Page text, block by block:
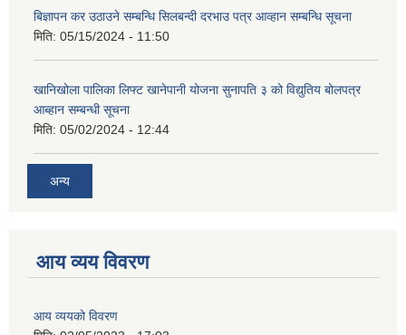
बिज्ञापन कर उठाउने सम्बन्धि सिलबन्दी दरभाउ पत्र आव्हान सम्बन्धि सूचना
मिति: 05/15/2024 - 11:50
खानिखोला पालिका लिफ्ट खानेपानी योजना सुनापति ३ को विद्युतिय बोलपत्र
आब्हान सम्बन्धी सूचना
मिति: 05/02/2024 - 12:44
अन्य
आय व्यय विवरण
आय व्ययको विवरण